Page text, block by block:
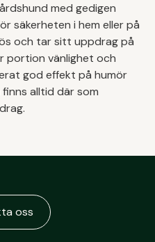
med gedigen
säkerheten i hem eller på
och tar sitt uppdrag på
portion vänlighet och
god effekt på humör
alltid där som
oss